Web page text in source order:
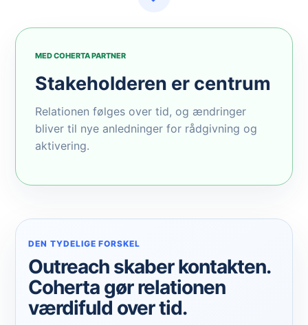
MED COHERTA PARTNER
Stakeholderen er centrum
Relationen følges over tid, og ændringer
bliver til nye anledninger for rådgivning og
aktivering.
DEN TYDELIGE FORSKEL
Outreach skaber kontakten.
Coherta gør relationen
værdifuld over tid.